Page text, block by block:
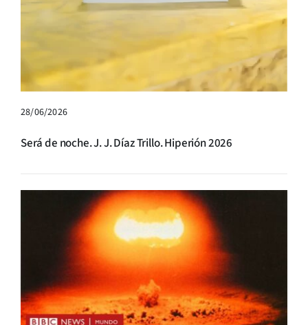
28/06/2026
Será de noche. J. J. Díaz Trillo. Hiperión 2026